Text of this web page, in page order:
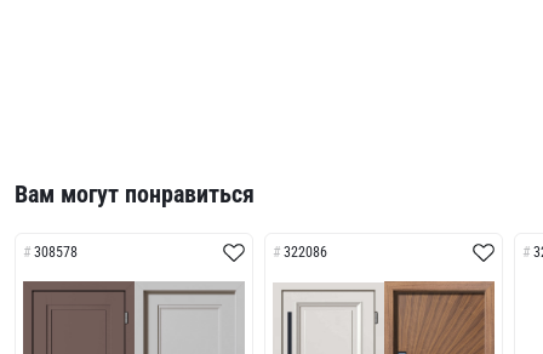
Вам могут понравиться
308578 322086